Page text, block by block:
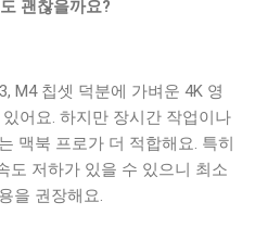
괜찮을까요?
M4 칩셋 덕분에 가벼운 4K 영
어요. 하지만 장시간 작업이나
맥북 프로가 더 적합해요. 특히
도 저하가 있을 수 있으니 최소
을 권장해요.